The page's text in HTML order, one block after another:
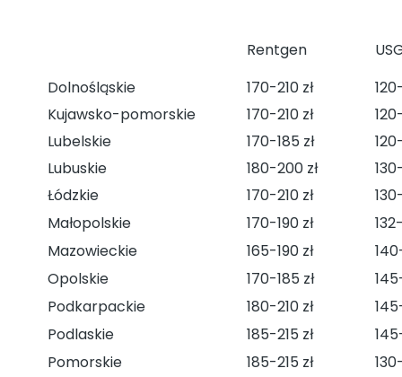
Rentgen
Dolnośląskie
170-210 zł
Kujawsko-pomorskie
170-210 zł
Lubelskie
170-185 zł
Lubuskie
180-200 zł
Łódzkie
170-210 zł
Małopolskie
170-190 zł
Mazowieckie
165-190 zł
Opolskie
170-185 zł
Podkarpackie
180-210 zł
Podlaskie
185-215 zł
Pomorskie
185-215 zł